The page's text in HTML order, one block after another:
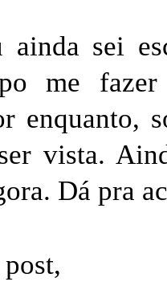
ainda sei
me fazer
enquanto,
vista.
Dá pra